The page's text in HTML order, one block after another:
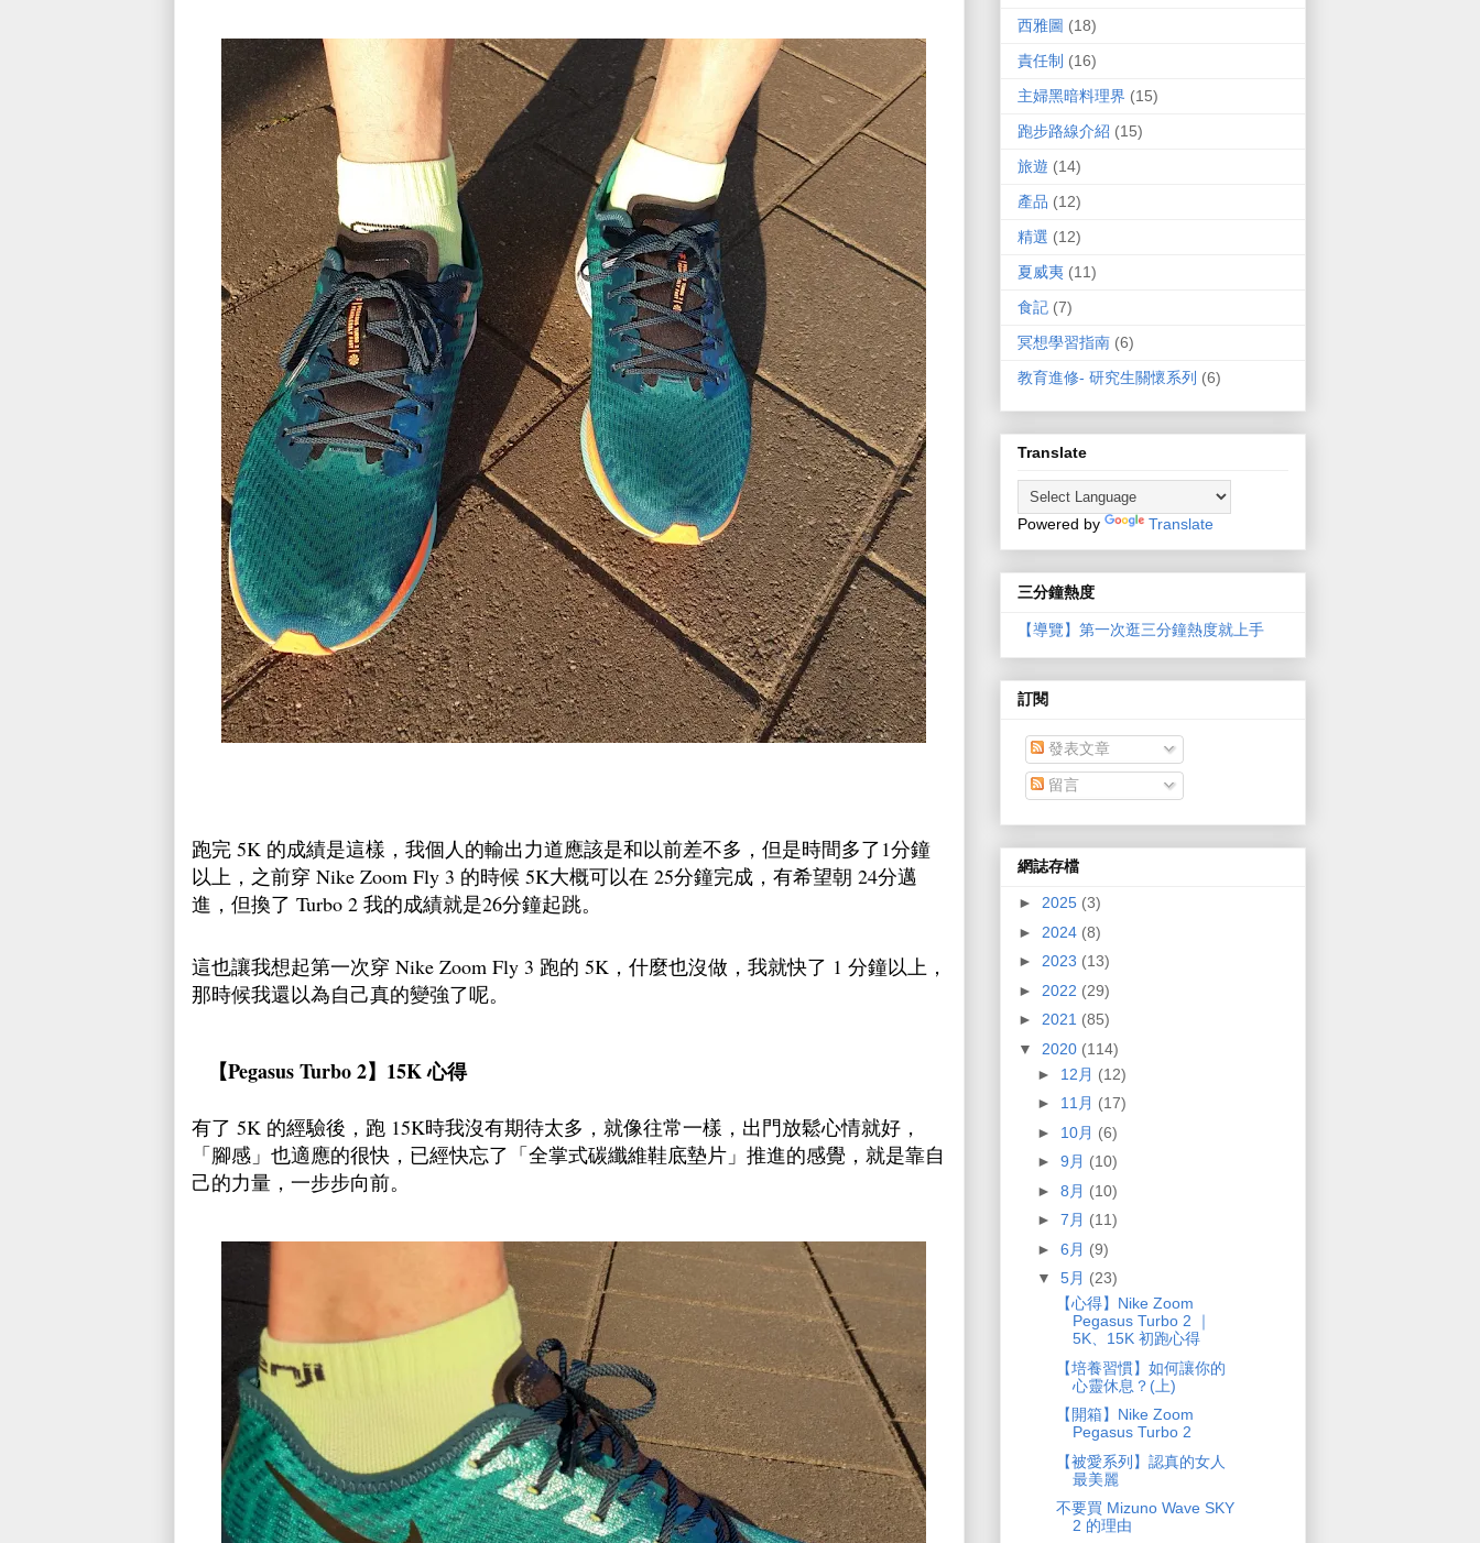
跑完 5K 的成績是這樣，我個人的輸出力道應該是和以前差不多，但是時間多了1分鐘
以上，之前穿 Nike Zoom Fly 3 的時候 5K大概可以在 25分鐘完成，有希望朝 24分邁
進，但換了 Turbo 2 我的成績就是26分鐘起跳。
這也讓我想起第一次穿 Nike Zoom Fly 3 跑的 5K，什麼也沒做，我就快了 1 分鐘以上，
那時候我還以為自己真的變強了呢。
【Pegasus Turbo 2】 15K 心得
有了 5K 的經驗後，跑 15K時我沒有期待太多，就像往常一樣，出門放鬆心情就好，
「腳感」也適應的很快，已經快忘了「全掌式碳纖維鞋底墊片」推進的感覺，就是靠自
己的力量，一步步向前。
西雅圖 (18)
責任制 (16)
主婦黑暗料理界 (15)
跑步路線介紹 (15)
旅遊 (14)
產品 (12)
精選 (12)
夏威夷 (11)
食記 (7)
冥想學習指南 (6)
教育進修- 研究生關懷系列 (6)
Translate
Powered by Translate
三分鐘熱度
【導覽】第一次逛三分鐘熱度就上手
訂閱
發表文章
留言
網誌存檔
► 2025 (3)
► 2024 (8)
► 2023 (13)
► 2022 (29)
► 2021 (85)
▼ 2020 (114)
► 12月 (12)
► 11月 (17)
► 10月 (6)
► 9月 (10)
► 8月 (10)
► 7月 (11)
► 6月 (9)
▼ 5月 (23)
【心得】Nike Zoom
Pegasus Turbo 2 ｜
5K、15K 初跑心得
【培養習慣】如何讓你的
心靈休息？(上)
【開箱】Nike Zoom
Pegasus Turbo 2
【被愛系列】認真的女人
最美麗
不要買 Mizuno Wave SKY
2 的理由